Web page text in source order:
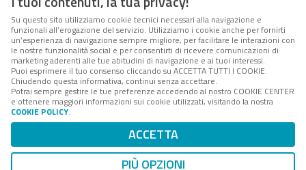
presso Registro della stampa del Tribunale di Roma -
Reg. n. 182 del 2 maggio 2008 - Direttore resp. Michela
Stentella
FPA s.r.l. è società soggetta a Direzione e
Coordinamento da parte di Digital360 S.p.A. - FPA s.r.l.
è un'azienda certificata per il sistema di management
Codice Fiscale/Partita IVA n. 10693191008 - R.E.A. Roma
n. 1249791. ISP AWS
Mappa del sito
Su questo sito utilizziamo cookie tecnici necessari alla navigazione e
funzionali all’erogazione del servizio. Utilizziamo i cookie anche per fornirti
un’esperienza di navigazione sempre migliore, per facilitare le interazioni con
le nostre funzionalità social e per consentirti di ricevere comunicazioni di
marketing aderenti alle tue abitudini di navigazione e ai tuoi interessi.
Puoi esprimere il tuo consenso cliccando su ACCETTA TUTTI I COOKIE.
Chiudendo questa informativa, continui senza accettare.
Potrai sempre gestire le tue preferenze accedendo al nostro COOKIE CENTER
e ottenere maggiori informazioni sui cookie utilizzati, visitando la nostra
COOKIE POLICY.
ACCETTA
PIÙ OPZIONI